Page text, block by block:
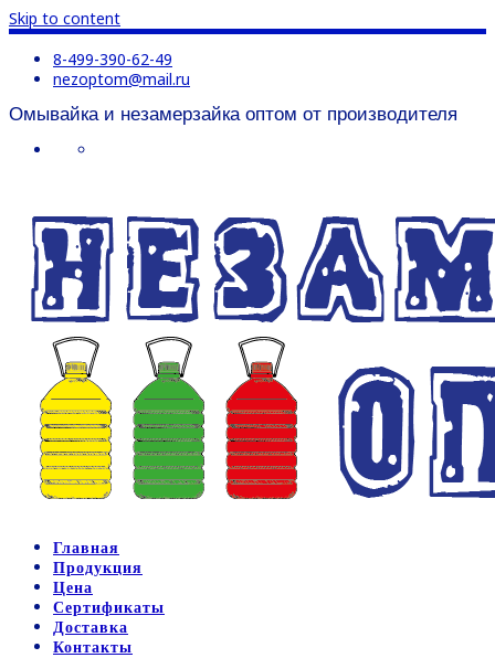
Skip to content
8-499-390-62-49
nezoptom@mail.ru
Омывайка и незамерзайка оптом от производителя
Главная
Продукция
Цена
Сертификаты
Доставка
Контакты